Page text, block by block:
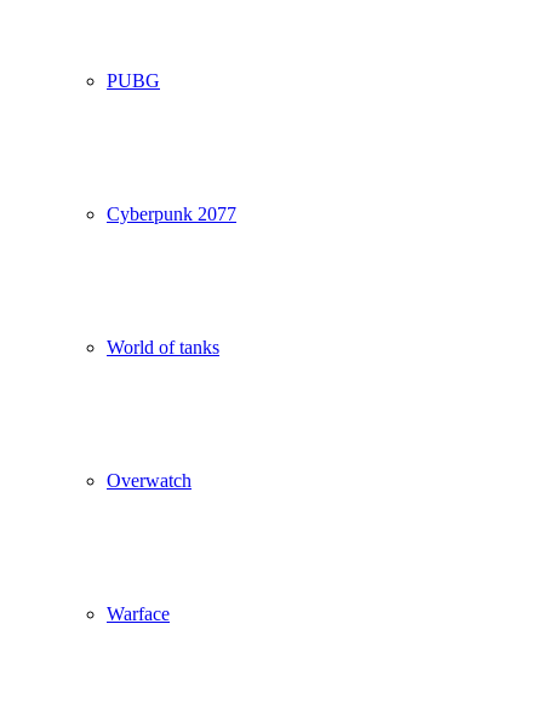
PUBG
Cyberpunk 2077
World of tanks
Overwatch
Warface